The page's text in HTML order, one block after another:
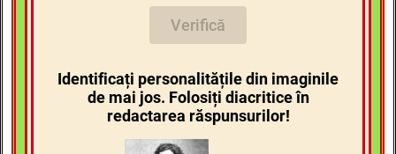
Verifică
Identificați personalitățile din imaginile
de mai jos. Folosiți diacritice în
redactarea răspunsurilor!